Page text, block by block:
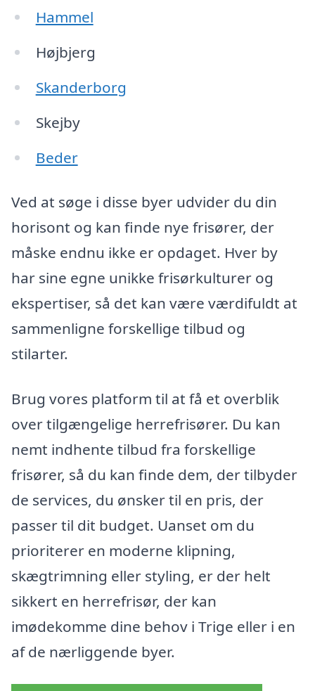
Hammel
Højbjerg
Skanderborg
Skejby
Beder
Ved at søge i disse byer udvider du din
horisont og kan finde nye frisører, der
måske endnu ikke er opdaget. Hver by
har sine egne unikke frisørkulturer og
ekspertiser, så det kan være værdifuldt at
sammenligne forskellige tilbud og
stilarter.
Brug vores platform til at få et overblik
over tilgængelige herrefrisører. Du kan
nemt indhente tilbud fra forskellige
frisører, så du kan finde dem, der tilbyder
de services, du ønsker til en pris, der
passer til dit budget. Uanset om du
prioriterer en moderne klipning,
skægtrimning eller styling, er der helt
sikkert en herrefrisør, der kan
imødekomme dine behov i Trige eller i en
af de nærliggende byer.